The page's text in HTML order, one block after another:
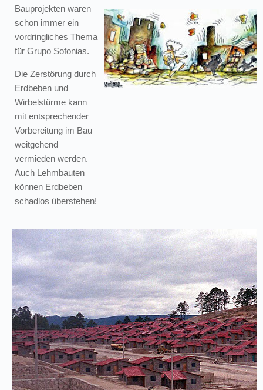
Bauprojekten waren
schon immer ein
vordringliches Thema
für Grupo Sofonias.
Die Zerstörung durch
Erdbeben und
Wirbelstürme kann
mit entsprechender
Vorbereitung im Bau
weitgehend
vermieden werden.
Auch Lehmbauten
können Erdbeben
schadlos überstehen!